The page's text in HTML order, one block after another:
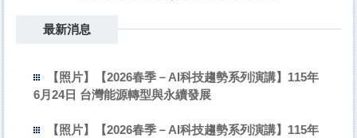
最新消息
【照片】【2026春季－AI科技趨勢系列演講】115年
6月24日 台灣能源轉型與永續發展
【照片】【2026春季－AI科技趨勢系列演講】115年